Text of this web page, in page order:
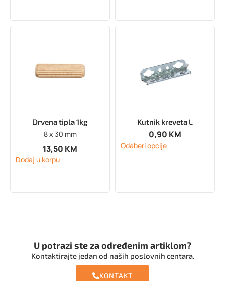
Drvena tipla 1kg
8 x 30 mm
13,50 KM
Dodaj u korpu
Kutnik kreveta L
0,90 KM
Odaberi opcije
U potrazi ste za određenim artiklom?
Kontaktirajte jedan od naših poslovnih centara.
KONTAKT